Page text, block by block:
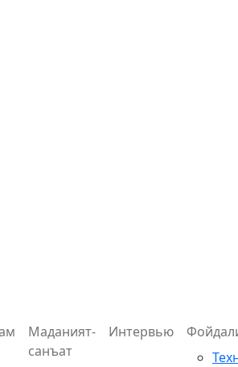
Маданият-
санъат
Интервью